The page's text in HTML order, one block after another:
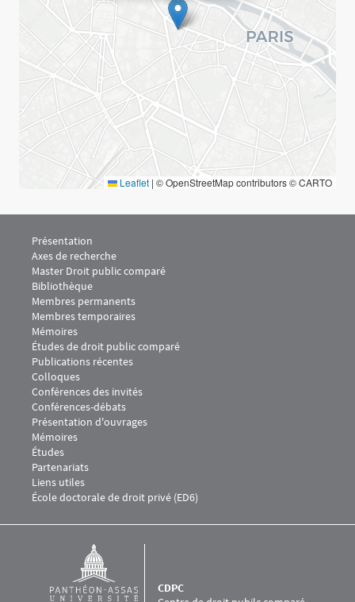
Leaflet | © OpenStreetMap contributors © CARTO
Menu Footer CDPC 1
Présentation
Axes de recherche
Master Droit public comparé
Bibliothèque
Menu Footer CDPC 2
Membres permanents
Membres temporaires
Mémoires
Études de droit public comparé
Menu Footer CDPC 3
Publications récentes
Colloques
Conférences des invités
Conférences-débats
Présentation d'ouvrages
Menu Footer CDPC 4
Mémoires
Études
Menu Footer CDPC 5
Partenariats
Liens utiles
École doctorale de droit privé (ED6)
CDPC